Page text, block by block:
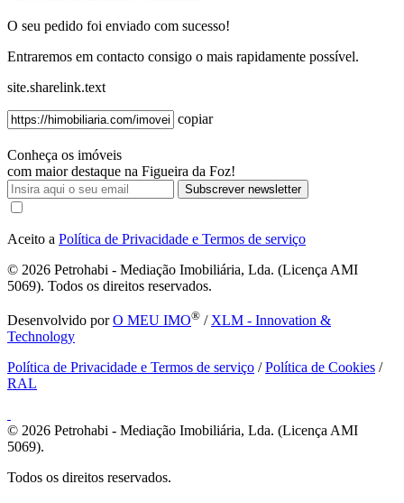
O seu pedido foi enviado com sucesso!
Entraremos em contacto consigo o mais rapidamente possível.
site.sharelink.text
copiar
Conheça os imóveis
com maior destaque na Figueira da Foz!
Subscrever newsletter
Aceito a Política de Privacidade e Termos de serviço
© 2026 Petrohabi - Mediação Imobiliária, Lda. (Licença AMI
5069). Todos os direitos reservados.
Desenvolvido porO MEU IMO® / XLM - Innovation &
Technology
Política de Privacidade e Termos de serviço /Política de Cookies /
RAL
© 2026 Petrohabi - Mediação Imobiliária, Lda. (Licença AMI
5069).
Todos os direitos reservados.